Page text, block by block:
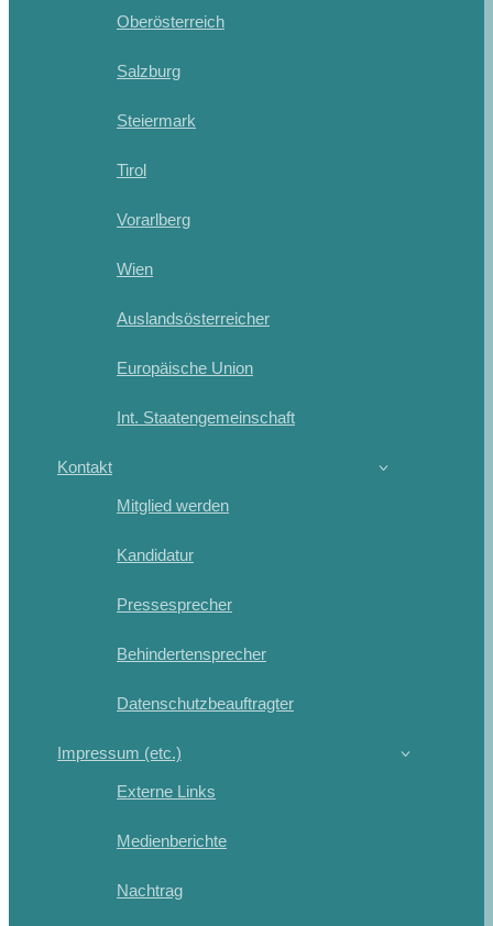
Oberösterreich
Salzburg
Steiermark
Tirol
Vorarlberg
Wien
Auslandsösterreicher
Europäische Union
Int. Staatengemeinschaft
Kontakt
Mitglied werden
Kandidatur
Pressesprecher
Behindertensprecher
Datenschutzbeauftragter
Impressum (etc.)
Externe Links
Medienberichte
Nachtrag